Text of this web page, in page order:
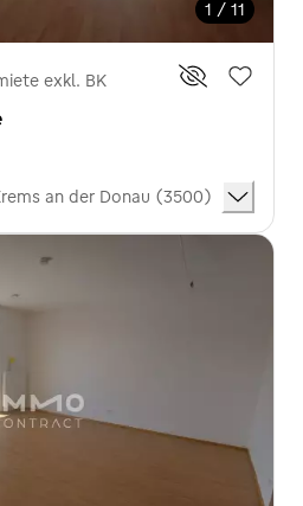
1 / 11
exkl. BK
an der Donau (3500)